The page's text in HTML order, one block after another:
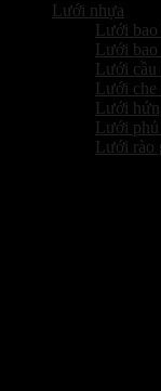
Lưới nhựa
Lưới bao
Lưới bao
Lưới cầu
Lưới che
Lưới
Lưới
Lưới rào